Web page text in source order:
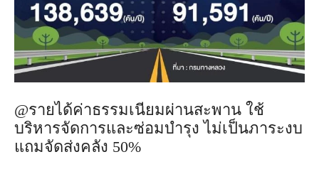
@รายได้ค่าธรรมเนียมผ่านสะพาน ใช้
บริหารจัดการและซ่อมบำรุง ไม่เป็นภาระงบ
แถมจัดส่งคลัง 50%